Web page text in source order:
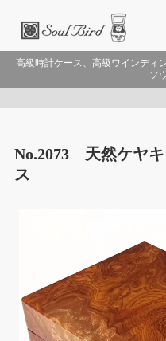
高級時計ケース、高級ワインディ
ソ
No.2073 天然ケヤ
ス